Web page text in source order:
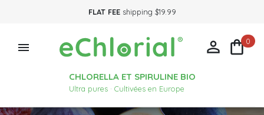
FLAT FEEshipping $19.99

CHLORELLA ET SPIRULINE BIO
Ultra pures · Cultivées en Europe
 0